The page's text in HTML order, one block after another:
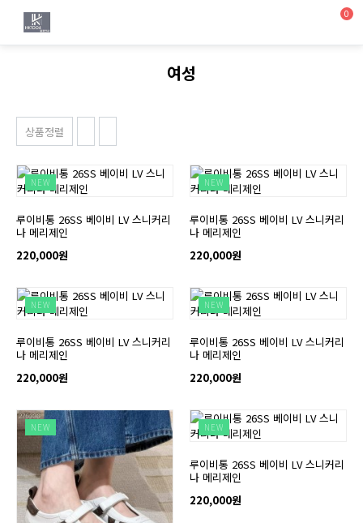
0
여성
상품정렬
NEW
루이비통 26SS 베이비 LV 스니커리
나 메리제인
220,000원
NEW
루이비통 26SS 베이비 LV 스니커리
나 메리제인
220,000원
NEW
루이비통 26SS 베이비 LV 스니커리
나 메리제인
220,000원
NEW
루이비통 26SS 베이비 LV 스니커리
나 메리제인
220,000원
NEW NEW
루이비통 26SS 베이비 LV 스니커리
나 메리제인
220,000원